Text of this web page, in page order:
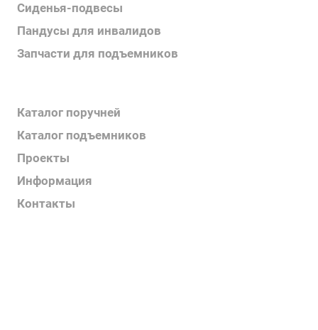
Сиденья-подвесы
Пандусы для инвалидов
Запчасти для подъемников
Каталог поручней
Каталог подъемников
Проекты
Информация
Контакты